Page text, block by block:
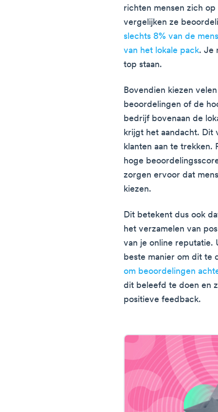
richten mensen zich
vergelijken ze
slechts 8% van de
van het lokale pack. Je
top staan.
Bovendien kiezen
beoordelingen of de
bedrijf bovenaan de
krijgt het aandacht. Dit
klanten aan te trekken.
hoge
zorgen ervoor dat
kiezen.
Dit betekent dus ook
het verzamelen van
van je online reputatie.
beste manier om dit te
om beoordelingen
dit beleefd te doen en
positieve feedback.